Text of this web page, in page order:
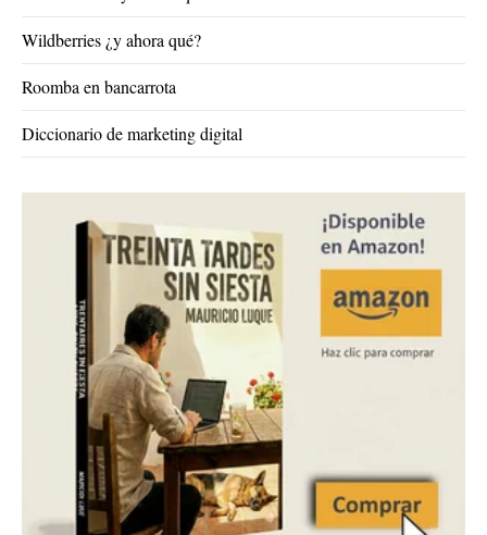
Wildberries ¿y ahora qué?
Roomba en bancarrota
Diccionario de marketing digital